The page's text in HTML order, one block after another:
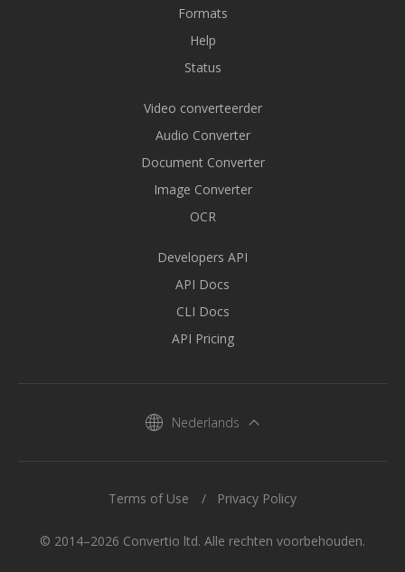
Formats
Help
Status
Video converteerder
Audio Converter
Document Converter
Image Converter
OCR
Developers API
API Docs
CLI Docs
API Pricing
Nederlands
© 2014–2026 Convertio ltd. Alle rechten voorbehouden.
Terms of Use Privacy Policy